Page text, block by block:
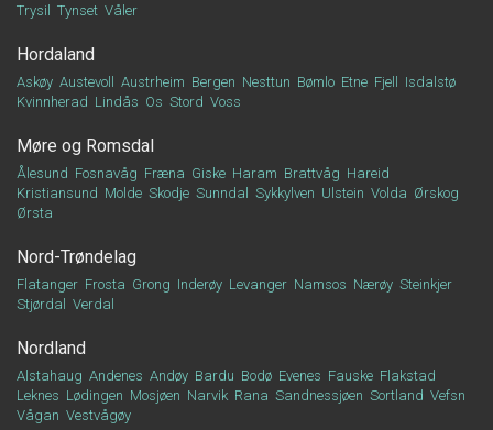
Trysil
Tynset Våler
Hordaland
Askøy Austevoll Austrheim Bergen Nesttun Bømlo Etne Fjell
Isdalstø
Kvinnherad Lindås Os Stord Voss
Møre og Romsdal
Ålesund Fosnavåg Fræna Giske Haram Brattvåg Hareid
Kristiansund Molde Skodje Sunndal Sykkylven Ulstein Volda Ørskog
Ørsta
Nord-Trøndelag
Flatanger Frosta Grong Inderøy Levanger Namsos Nærøy Steinkjer
Stjørdal
Verdal
Nordland
Alstahaug Andenes Andøy Bardu Bodø Evenes Fauske Flakstad
Leknes Lødingen Mosjøen Narvik Rana Sandnessjøen Sortland Vefsn
Vågan Vestvågøy